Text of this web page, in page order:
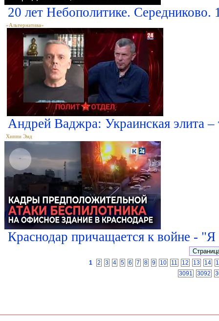
20 лет Небополитике. Середниково.
«Альтернатива»
Андрей Ваджра: Украинская элита
Хиппи Энд
Краснодар причащается к войне -
1 2 3 4 5 6 7 8 9 10 11 12 13 14
3091
3092